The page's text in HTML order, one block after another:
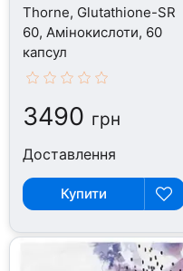
Thorne, Glutathione-SR
60, Амінокислоти, 60
капсул
3490 грн
Доставлення
Купити